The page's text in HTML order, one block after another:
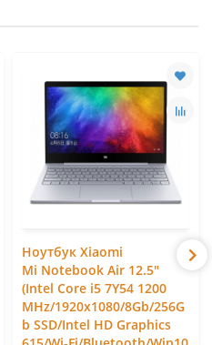
Ноутбук Xiaomi
Mi Notebook Air 12.5"
(Intel Core i5 7Y54 1200
MHz/1920x1080/8Gb/256G
b SSD/Intel HD Graphics